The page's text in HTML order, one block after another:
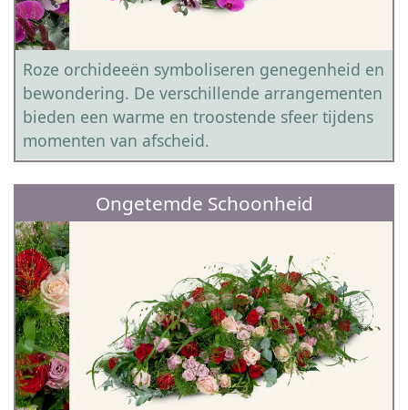
Roze orchideeën symboliseren genegenheid en
bewondering. De verschillende arrangementen
bieden een warme en troostende sfeer tijdens
momenten van afscheid.
Ongetemde Schoonheid